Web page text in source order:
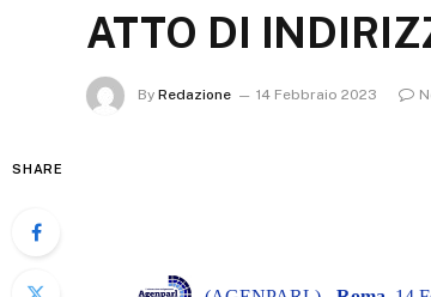
ATTO DI
By Redazione 14 Febbraio 2023
SHARE